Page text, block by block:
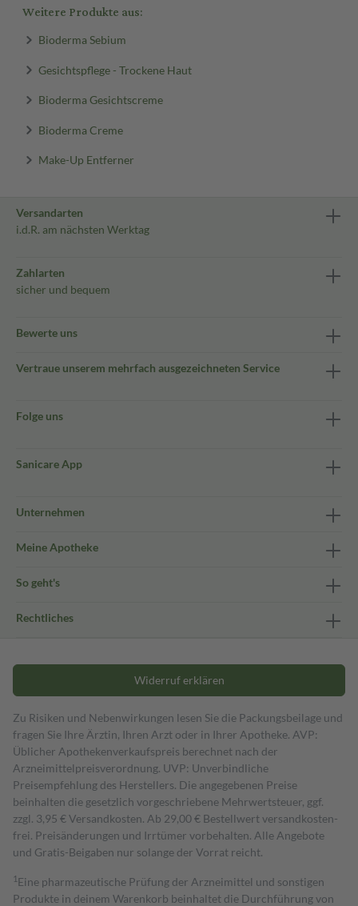
Weitere Produkte aus:
Bioderma Sebium
Gesichtspflege - Trockene Haut
Bioderma Gesichtscreme
Bioderma Creme
Make-Up Entferner
Versandarten
i.d.R. am nächsten Werktag
Zahlarten
sicher und bequem
Bewerte uns
Vertraue unserem mehrfach ausgezeichneten Service
Folge uns
Sanicare App
Unternehmen
Meine Apotheke
So geht's
Rechtliches
Widerruf erklären
Zu Risiken und Nebenwirkungen lesen Sie die Packungsbeilage und
fragen Sie Ihre Ärztin, Ihren Arzt oder in Ihrer Apotheke. AVP:
Üblicher Apothekenverkaufspreis berechnet nach der
Arzneimittelpreisverordnung. UVP: Unverbindliche
Preisempfehlung des Herstellers. Die angegebenen Preise
beinhalten die gesetzlich vorgeschriebene Mehrwertsteuer, ggf.
zzgl. 3,95 € Versandkosten. Ab 29,00 € Bestell­wert versand­kosten­
frei. Preisänderungen und Irrtümer vorbehalten. Alle Angebote
und Gratis-Beigaben nur solange der Vorrat reicht.
1 Eine pharmazeutische Prüfung der Arzneimittel und sonstigen
Produkte in deinem Warenkorb beinhaltet die Durchführung von